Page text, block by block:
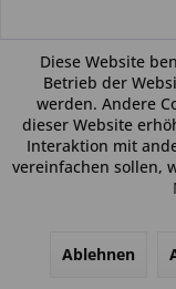
Allgemein: Beim
Schlüsselgehäuse
weder eine
Diese Website
Betrieb der
werden. Andere
dieser Website
Interaktion mit
vereinfachen sollen,
Ablehnen